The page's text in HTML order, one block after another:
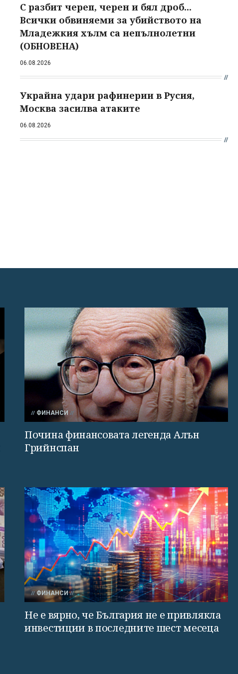
С разбит череп, черен и бял дроб...
Всички обвиняеми за убийството на
Младежкия хълм са непълнолетни
(ОБНОВЕНА)
06.08.2026
Украйна удари рафинерии в Русия,
Москва засилва атаките
06.08.2026
ФИНАНСИ
Почина финансовата легенда Алън
Грийнспан
ФИНАНСИ
Не е вярно, че България не е привлякла
инвестиции в последните шест месеца